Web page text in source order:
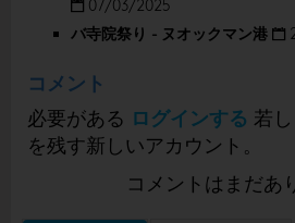
07/03/2025
バ寺院祭り - ヌオックマン港
コメント
必要がある ログインする 若
を残す新しいアカウント。
コメントはまだあ